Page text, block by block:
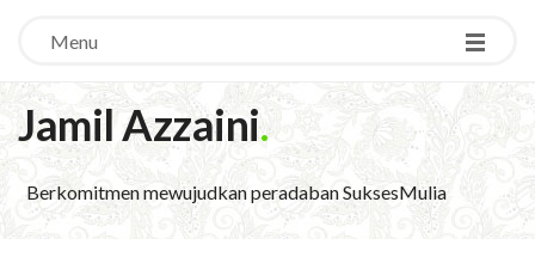
Menu
Jamil Azzaini.
Berkomitmen mewujudkan peradaban SuksesMulia